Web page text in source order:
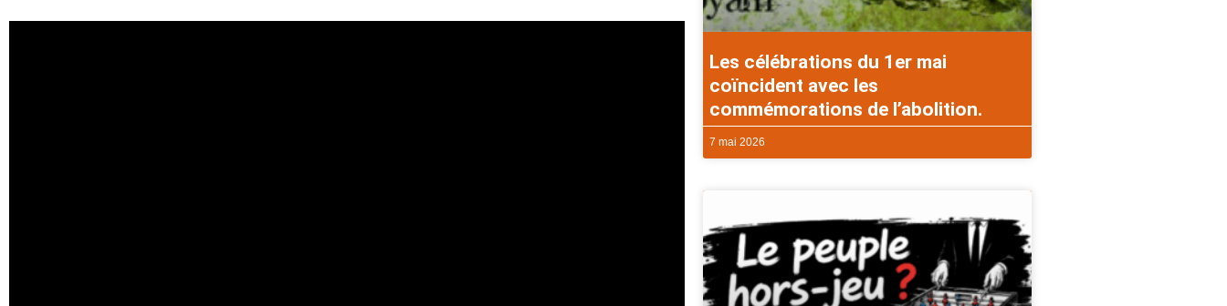
Les célébrations du 1er mai
coïncident avec les
commémorations de l’abolition.
7 mai 2026